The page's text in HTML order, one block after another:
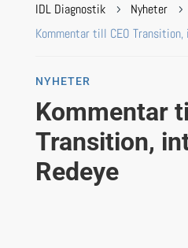
IDL Diagnostik 5 Nyheter 5
Kommentar till CEO Transition,
NYHETER
Kommentar
Transition,
Redeye